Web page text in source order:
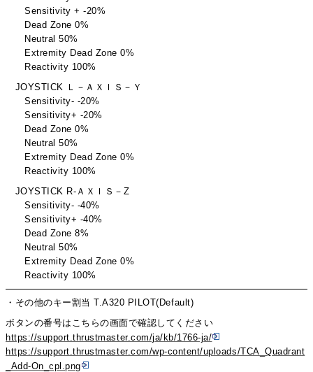
Sensitivity + -20%
Dead Zone 0%
Neutral 50%
Extremity Dead Zone 0%
Reactivity 100%
JOYSTICK Ｌ－ＡＸＩＳ－Ｙ
Sensitivity- -20%
Sensitivity+ -20%
Dead Zone 0%
Neutral 50%
Extremity Dead Zone 0%
Reactivity 100%
JOYSTICK R-ＡＸＩＳ－Z
Sensitivity- -40%
Sensitivity+ -40%
Dead Zone 8%
Neutral 50%
Extremity Dead Zone 0%
Reactivity 100%
・その他のキー割当 T.A320 PILOT(Default)
ボタンの番号はこちらの画面で確認してください
https://support.thrustmaster.com/ja/kb/1766-ja/
https://support.thrustmaster.com/wp-content/uploads/TCA_Quadrant
_Add-On_cpl.png